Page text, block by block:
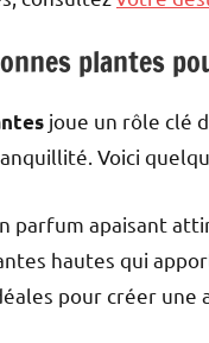
plantes
joue un rôle clé
Voici
parfum apaisant
hautes qui
pour créer une